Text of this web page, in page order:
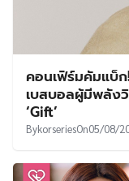
คอนเฟิร์มคัมแบ็
เบสบอลผู้มีพลังวิ
‘Gift’
BykorseriesOn05/08/